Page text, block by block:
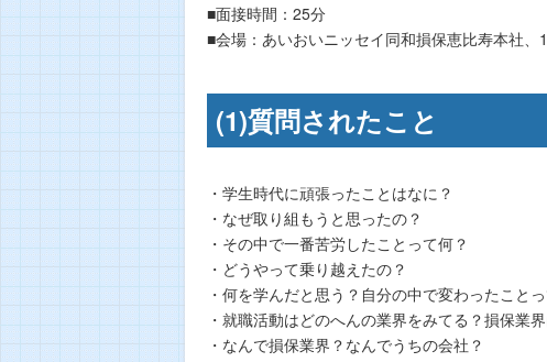
■面接時間：25分
■会場：あいおいニッセイ同和損保恵比寿本社、
(1)質問されたこと
・学生時代に頑張ったことはなに？
・なぜ取り組もうと思ったの？
・その中で一番苦労したことって何？
・どうやって乗り越えたの？
・何を学んだと思う？自分の中で変わったこと
・就職活動はどのへんの業界をみてる？損保業
・なんで損保業界？なんでうちの会社？